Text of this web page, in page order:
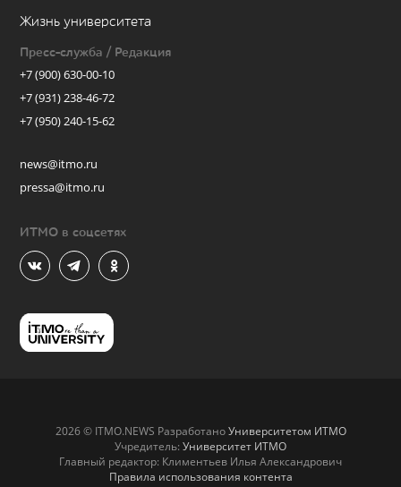
Жизнь университета
Пресс-служба / Редакция
+7 (900) 630-00-10
+7 (931) 238-46-72
+7 (950) 240-15-62
news@itmo.ru
pressa@itmo.ru
ИТМО в соцсетях
2026 © ITMO.NEWS РазработаноУниверситетом ИТМО
Учредитель: Университет ИТМО
Главный редактор: Климентьев Илья Александрович
Правила использования контента